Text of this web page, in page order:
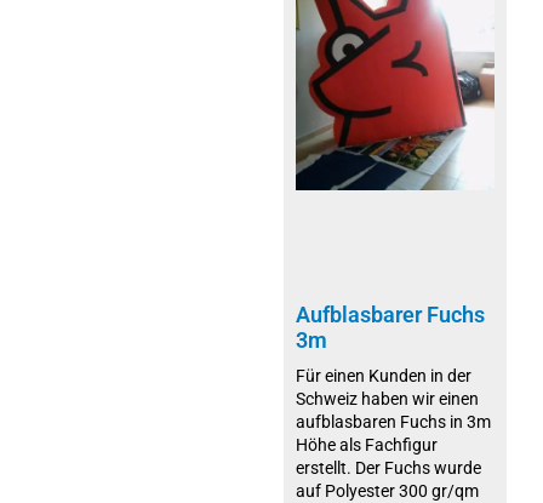
Aufblasbarer Fuchs
3m
Für einen Kunden in der
Schweiz haben wir einen
aufblasbaren Fuchs in 3m
Höhe als Fachfigur
erstellt. Der Fuchs wurde
auf Polyester 300 gr/qm